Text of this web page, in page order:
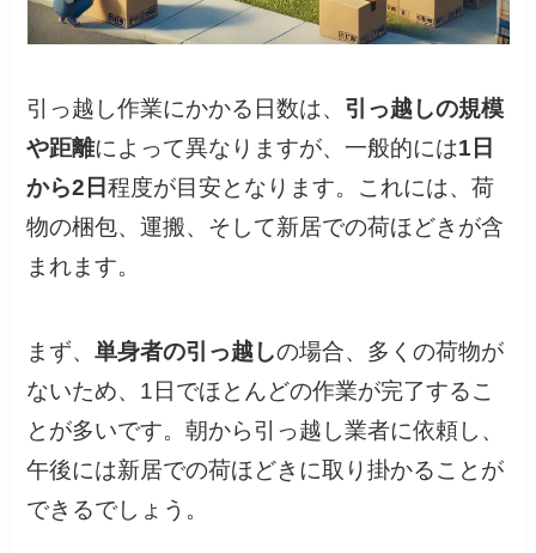
引っ越し作業にかかる日数は、 引っ越しの規模
や距離によって異なりますが、一般的には1日
から2日程度が目安となります。これには、荷
物の梱包、運搬、そして新居での荷ほどきが含
まれます。
まず、単身者の引っ越しの場合、多くの荷物が
ないため、1日でほとんどの作業が完了するこ
とが多いです。朝から引っ越し業者に依頼し、
午後には新居での荷ほどきに取り掛かることが
できるでしょう。